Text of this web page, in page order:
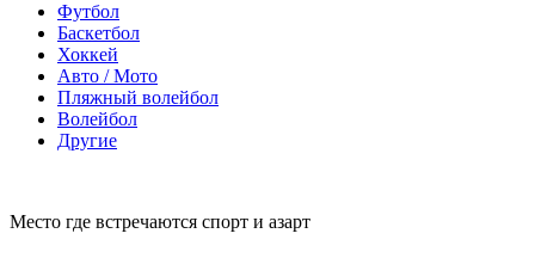
Футбол
Баскетбол
Хоккей
Авто / Мото
Пляжный волейбол
Волейбол
Другие
Место где встречаются спорт и азарт